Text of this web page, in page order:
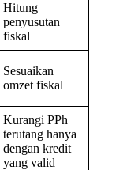
Hitung
penyusutan
fiskal
Sesuaikan
omzet fiskal
Kurangi PPh
terutang hanya
dengan kredit
yang valid